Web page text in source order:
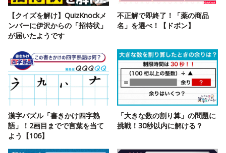
【クイズを解け】QuizKnockメ
ンバーに伊沢からの「招待状」
が届いたようです
不正解で即終了！「薬の商品
名」を選べ！【ドボン】
漢字パズル「書きかけ四字熟
語」！2画目までで言葉を当て
よう【106】
「大きな数の割り算」の問題に
挑戦！30秒以内に解ける？